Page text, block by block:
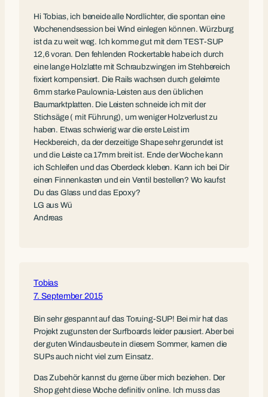
Hi Tobias, ich beneide alle Nordlichter, die spontan eine
Wochenendsession bei Wind einlegen können. Würzburg
ist da zu weit weg. Ich komme gut mit dem TEST-SUP
12,6 voran. Den fehlenden Rockertable habe ich durch
eine lange Holzlatte mit Schraubzwingen im Stehbereich
fixiert kompensiert. Die Rails wachsen durch geleimte
6mm starke Paulownia-Leisten aus den üblichen
Baumarktplatten. Die Leisten schneide ich mit der
Stichsäge ( mit Führung), um weniger Holzverlust zu
haben. Etwas schwierig war die erste Leist im
Heckbereich, da der derzeitige Shape sehr gerundet ist
und die Leiste ca 17mm breit ist. Ende der Woche kann
ich Schleifen und das Oberdeck kleben. Kann ich bei Dir
einen Finnenkasten und ein Ventil bestellen? Wo kaufst
Du das Glass und das Epoxy?
LG aus Wü
Andreas
Tobias
7. September 2015
Bin sehr gespannt auf das Toruing-SUP! Bei mir hat das
Projekt zugunsten der Surfboards leider pausiert. Aber bei
der guten Windausbeute in diesem Sommer, kamen die
SUPs auch nicht viel zum Einsatz.
Das Zubehör kannst du gerne über mich beziehen. Der
Shop geht diese Woche definitiv online. Ich muss das